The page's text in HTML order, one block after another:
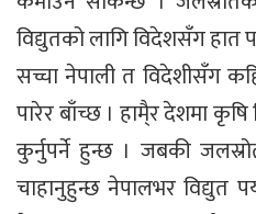
विद्युतको लागि विदेशसँग हात
सच्चा नेपाली त विदेशीसँग
पारेर बाँच्छ । हामै्र देशमा
कुर्नुपर्ने हुन्छ । जबकी
चाहानुहुन्छ नेपालभर विद्युत